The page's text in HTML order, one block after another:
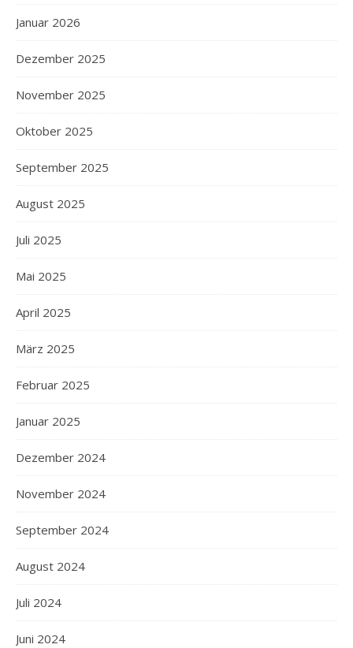
Januar 2026
Dezember 2025
November 2025
Oktober 2025
September 2025
August 2025
Juli 2025
Mai 2025
April 2025
März 2025
Februar 2025
Januar 2025
Dezember 2024
November 2024
September 2024
August 2024
Juli 2024
Juni 2024